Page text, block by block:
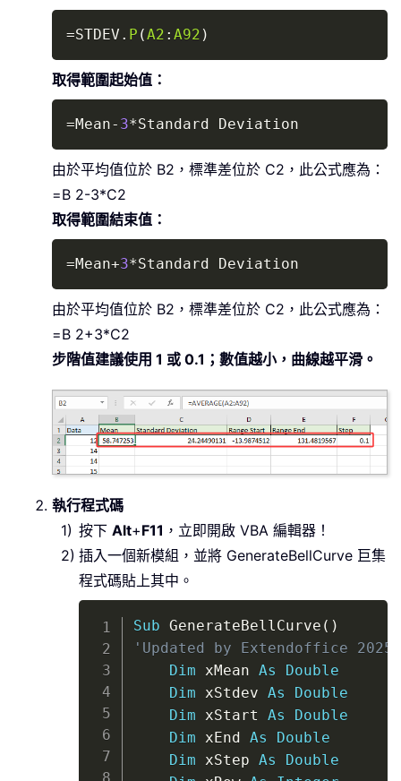
=STDEV. P (A2 : A92 )
取得範圍起始值：
=Mean- 3*Standard Deviation
由於平均值位於 B2，標準差位於 C2，此公式應為：
=B 2-3*C2
取得範圍結束值：
=Mean+3*Standard Deviation
由於平均值位於 B2，標準差位於 C2，此公式應為：
=B 2+3*C2
步階值建議使用 1 或 0.1；數值越小，曲線越平滑。
執行程式碼
按下 Alt+F11 ，立即開啟 VBA 編輯器！
插入一個新模組，並將 GenerateBellCurve 巨集
程式碼貼上其中。
Sub GenerateBellCurve ( )
'Updated by Extendoffice
Dim xMean As
Double
Dim xStdev As
Double
Dim xStart As
Double
Dim xEnd As
Double
Dim xStep As
Double
Copy